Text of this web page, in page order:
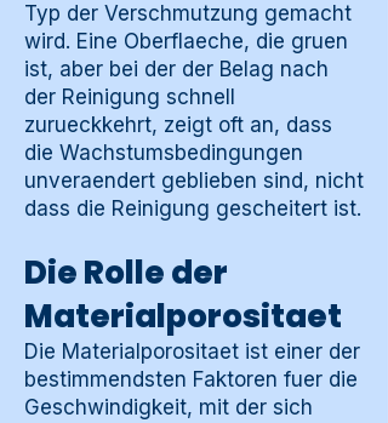
Typ der Verschmutzung gemacht
wird. Eine Oberflaeche, die gruen
ist, aber bei der der Belag nach
der Reinigung schnell
zurueckkehrt, zeigt oft an, dass
die Wachstumsbedingungen
unveraendert geblieben sind, nicht
dass die Reinigung gescheitert ist.
Die Rolle der
Materialporositaet
Die Materialporositaet ist einer der
bestimmendsten Faktoren fuer die
Geschwindigkeit, mit der sich